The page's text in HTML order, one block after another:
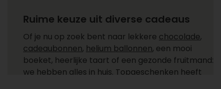
Ruime keuze uit diverse cadeaus
Of je nu op zoek bent naar lekkere chocolade,
cadeaubonnen, helium ballonnen, een mooi
boeket, heerlijke taart of een gezonde fruitmand:
we hebben alles in huis. Topgeschenken heeft